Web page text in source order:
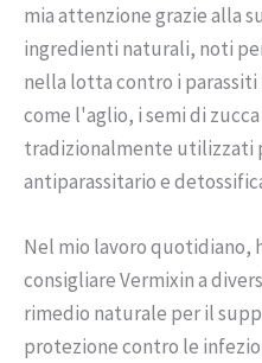
mia attenzione grazie alla
ingredienti naturali, noti
nella lotta contro i
come l'aglio, i semi di
tradizionalmente utilizzati
antiparassitario e
Nel mio lavoro
consigliare Vermixin a
rimedio naturale per il
protezione contro le